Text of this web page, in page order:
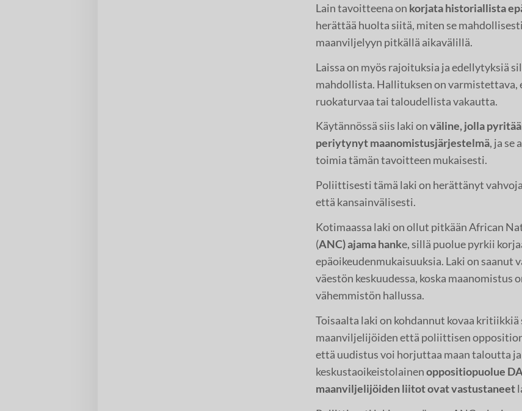
Lain tavoitteena on korjata historiallista
herättää huolta siitä, miten se
maanviljelyyn pitkällä aikavälillä.
Laissa on myös rajoituksia ja edellytyksiä
mahdollista. Hallituksen on varmistettava,
ruokaturvaa tai taloudellista vakautta.
Käytännössä siis laki onväline, jolla
periytynyt maanomistusjärjestelmä, ja se
toimia tämän tavoitteen mukaisesti.
Poliittisesti tämä laki on herättänyt
että kansainvälisesti.
Kotimaassa laki on ollut pitkään African
(ANC) ajama hanke, sillä puolue pyrkii
epäoikeudenmukaisuuksia. Laki on saanut
väestön keskuudessa, koska maanomistus
vähemmistön hallussa.
Toisaalta laki on kohdannut kovaa kritiikkiä
maanviljelijöiden että poliittisen
että uudistus voi horjuttaa maan taloutta
keskustaoikeistolainenoppositiopuolue
maanviljelijöiden liitot ovat vastustaneet